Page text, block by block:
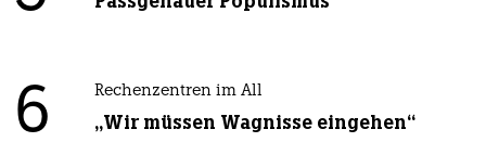
6 Rechenzentren im All
„Wir müssen Wagnisse eingehen“